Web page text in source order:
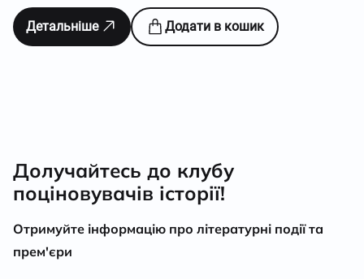
Детальніше Додати в кошик
Долучайтесь до клубу
поціновувачів історії!
Отримуйте інформацію про літературні події та
прем'єри